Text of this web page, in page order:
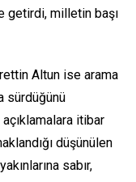
getirdi, milletin başı
Altun ise arama
sürdüğünü
itibar
düşünülen
sabır,